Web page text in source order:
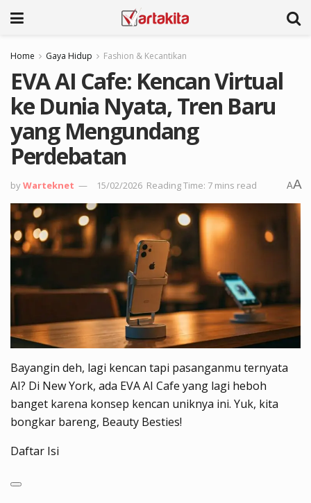
Home Gaya Hidup Fashion & Kecantikan
EVA AI Cafe: Kencan Virtual
ke Dunia Nyata, Tren Baru
yang Mengundang
Perdebatan
byWarteknet 15/02/2026 Reading Time: 7 mins read AA
Bayangin deh, lagi kencan tapi pasanganmu ternyata
AI? Di New York, ada EVA AI Cafe yang lagi heboh
banget karena konsep kencan uniknya ini. Yuk, kita
bongkar bareng, Beauty Besties!
Daftar Isi